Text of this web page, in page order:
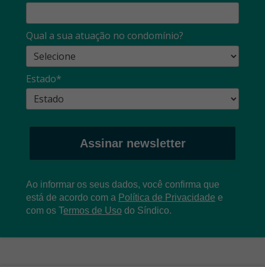
Qual a sua atuação no condomínio?
Estado*
Assinar newsletter
Ao informar os seus dados, você confirma que
está de acordo com a Política de Privacidade e
com os Termos de Uso do Síndico.